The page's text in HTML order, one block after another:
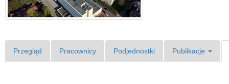
Przegląd Pracownicy Podjednostki Publikacje